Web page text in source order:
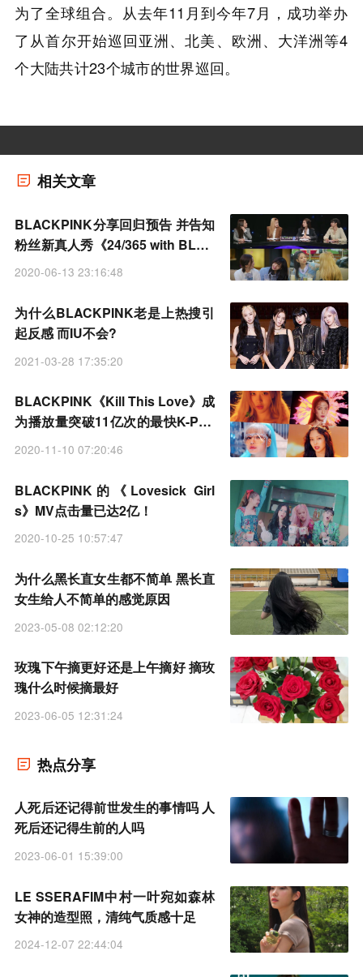
为了全球组合。从去年11月到今年7月，成功举办
了从首尔开始巡回亚洲、北美、欧洲、大洋洲等4
个大陆共计23个城市的世界巡回。
相关文章
BLACKPINK分享回归预告 并告知
粉丝新真人秀《24/365 with BLAC
KPINK》的期待
2020-06-13 23:16:48
为什么BLACKPINK老是上热搜引
起反感 而IU不会?
2021-03-28 17:35:20
BLACKPINK《Kill This Love》成
为播放量突破11亿次的最快K-Pop
组合MV
2020-11-10 07:20:46
BLACKPINK的《Lovesick Girl
s》MV点击量已达2亿！
2020-10-25 10:57:47
为什么黑长直女生都不简单 黑长直
女生给人不简单的感觉原因
2023-05-08 02:12:20
玫瑰下午摘更好还是上午摘好 摘玫
瑰什么时候摘最好
2023-06-05 12:31:24
热点分享
人死后还记得前世发生的事情吗 人
死后还记得生前的人吗
2023-06-01 15:39:00
LE SSERAFIM中村一叶宛如森林
女神的造型照，清纯气质感十足
2024-12-07 22:44:04